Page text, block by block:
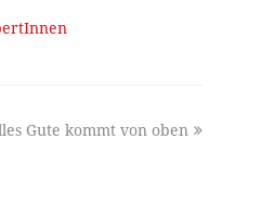
Gute kommt von oben